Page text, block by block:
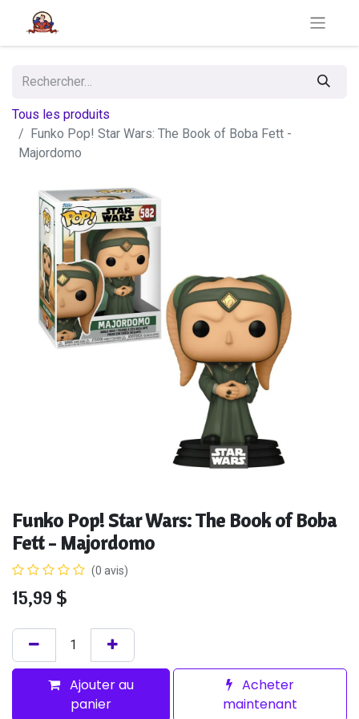
Tous les produits
Funko Pop! Star Wars: The Book of Boba Fett -
Majordomo
Funko Pop! Star Wars: The Book of Boba
Fett - Majordomo
(0 avis)
15,99 $
Ajouter au
panier
Acheter
maintenant